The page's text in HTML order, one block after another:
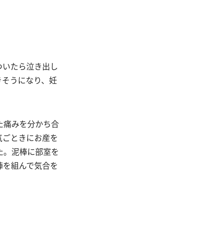
たら泣き出し
うになり、妊
痛みを分かち合
ときにお産を
泥棒に部室を
組んで気合を